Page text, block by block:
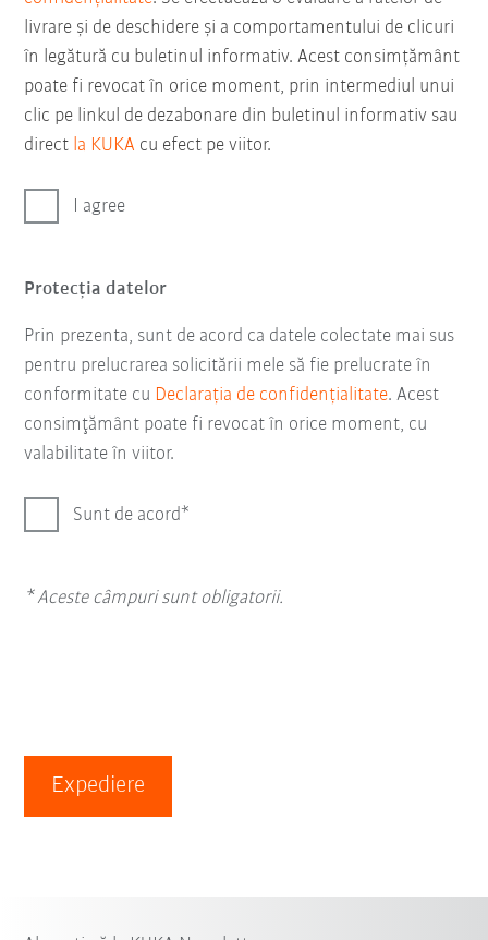
livrare și de deschidere și a comportamentului de clicuri
în legătură cu buletinul informativ. Acest consimțământ
poate fi revocat în orice moment, prin intermediul unui
clic pe linkul de dezabonare din buletinul informativ sau
direct la KUKA cu efect pe viitor.
I agree
Protecţia datelor
Prin prezenta, sunt de acord ca datele colectate mai sus
pentru prelucrarea solicitării mele să fie prelucrate în
conformitate cu Declarația de confidențialitate. Acest
consimţământ poate fi revocat în orice moment, cu
valabilitate în viitor.
Sunt de acord
* Aceste câmpuri sunt obligatorii.
Expediere